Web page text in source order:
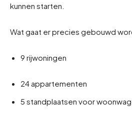
kunnen starten.
Wat gaat er precies gebouwd
9 rijwoningen
24 appartementen
5 standplaatsen voor